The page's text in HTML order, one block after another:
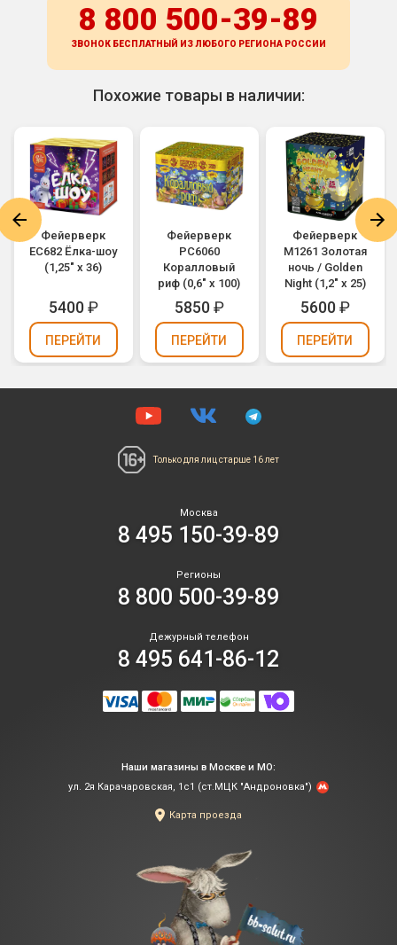
8 800 500-39-89
ЗВОНОК БЕСПЛАТНЫЙ ИЗ ЛЮБОГО РЕГИОНА РОССИИ
Похожие товары в наличии:
Фейерверк
ЕС682 Ёлка-шоу
(1,25" х 36)
5400₽
ПЕРЕЙТИ
Фейерверк
РС6060
Коралловый
риф (0,6" х 100)
5850₽
ПЕРЕЙТИ
Фейерверк
M1261 Золотая
ночь / Golden
Night (1,2" х 25)
5600₽
ПЕРЕЙТИ
Только для лиц старше 16 лет
Москва
8 495 150-39-89
Регионы
8 800 500-39-89
Дежурный телефон
8 495 641-86-12
Наши магазины в Москве и МО:
ул. 2я Карачаровская, 1с1 (ст.МЦК "Андроновка")
Карта проезда